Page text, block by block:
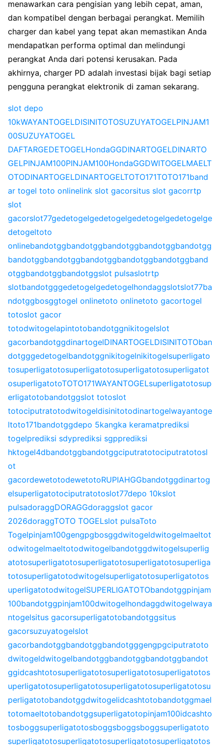
menawarkan cara pengisian yang lebih cepat, aman,
dan kompatibel dengan berbagai perangkat. Memilih
charger dan kabel yang tepat akan memastikan Anda
mendapatkan performa optimal dan melindungi
perangkat Anda dari potensi kerusakan. Pada
akhirnya, charger PD adalah investasi bijak bagi setiap
pengguna perangkat elektronik di zaman sekarang.
slot depo
10kWAYANTOGELDISINITOTOSUZUYATOGELPINJAM1
00SUZUYATOGEL
DAFTARGEDETOGELHondaGGDINARTOGELDINARTO
GELPINJAM100PINJAM100HondaGGDWITOGELMAELT
OTODINARTOGELDINARTOGELTOTO171TOTO171band
ar togel toto onlinelink slot gacorsitus slot gacorrtp
slot
gacorslot77gedetogelgedetogelgedetogelgedetogelge
detogeltoto
onlinebandotggbandotggbandotggbandotggbandotgg
bandotggbandotggbandotggbandotggbandotggband
otggbandotggbandotggslot pulsaslotrtp
slotbandotgggedetogelgedetogelhondaggslotslot77ba
ndotggbosggtogel onlinetoto onlinetoto gacortogel
totoslot gacor
totodwitogelapintotobandotggnikitogelslot
gacorbandotggdinartogelDINARTOGELDISINITOTOban
dotgggedetogelbandotggnikitogelnikitogelsuperligato
tosuperligatotosuperligatotosuperligatotosuperligatot
osuperligatotoTOTO171WAYANTOGELsuperligatotosup
erligatotobandotggslot totoslot
totociputratotodwitogeldisinitotodinartogelwayantoge
ltoto171bandotggdepo 5kangka keramatprediksi
togelprediksi sdyprediksi sgpprediksi
hktogel4dbandotggbandotggciputratotociputratotosl
ot
gacordewetotodewetotoRUPIAHGGbandotggdinartog
elsuperligatotociputratotoslot77depo 10kslot
pulsadoraggDORAGGdoraggslot gacor
2026doraggTOTO TOGELslot pulsaToto
Togelpinjam100gengpgbosggdwitogeldwitogelmaeltot
odwitogelmaeltotodwitogelbandotggdwitogelsuperlig
atotosuperligatotosuperligatotosuperligatotosuperliga
totosuperligatotodwitogelsuperligatotosuperligatotos
uperligatotodwitogelSUPERLIGATOTObandotggpinjam
100bandotggpinjam100dwitogelhondaggdwitogelwaya
ntogelsitus gacorsuperligatotobandotggsitus
gacorsuzuyatogelslot
gacorbandotggbandotggbandotgggengpgciputratoto
dwitogeldwitogelbandotggbandotggbandotggbandot
ggidcashtotosuperligatotosuperligatotosuperligatotos
uperligatotosuperligatotosuperligatotosuperligatotosu
perligatotobandotggdwitogelidcashtotobandotggmael
totomaeltotobandotggsuperligatotopinjam100idcashto
tosboggsuperligatotosboggsboggsboggsuperligatoto
superligatotosuperligatotosuperligatotosuperligatotos